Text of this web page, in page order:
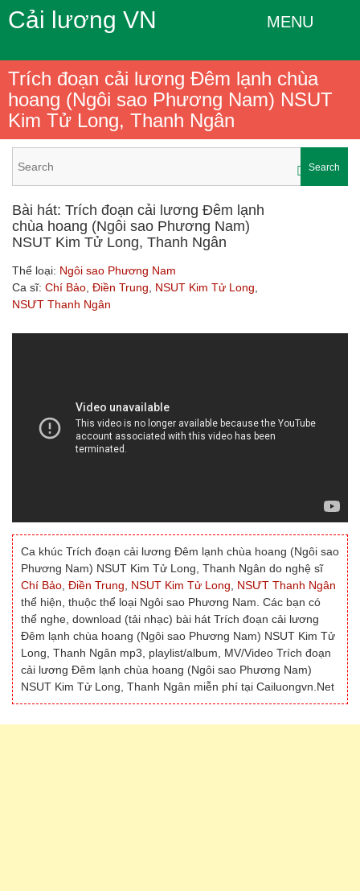
Cải lương VN MENU
Trích đoạn cải lương Đêm lạnh chùa
hoang (Ngôi sao Phương Nam) NSUT
Kim Tử Long, Thanh Ngân
Search
Bài hát: Trích đoạn cải lương Đêm lạnh
chùa hoang (Ngôi sao Phương Nam)
NSUT Kim Tử Long, Thanh Ngân
Thể loại: Ngôi sao Phương Nam
Ca sĩ: Chí Bảo Điền Trung NSUT Kim Tử Long
NSƯT Thanh Ngân
Ca khúc Trích đoạn cải lương Đêm lạnh chùa hoang (Ngôi sao
Phương Nam) NSUT Kim Tử Long, Thanh Ngân do nghệ sĩ
Chí Bảo Điền Trung NSUT Kim Tử Long
NSƯT Thanh Ngân
thể hiện, thuộc thể loại Ngôi sao Phương Nam. Các bạn có
thể nghe, download (tải nhạc) bài hát Trích đoạn cải lương
Đêm lạnh chùa hoang (Ngôi sao Phương Nam) NSUT Kim Tử
Long, Thanh Ngân mp3, playlist/album, MV/Video Trích đoạn
cải lương Đêm lạnh chùa hoang (Ngôi sao Phương Nam)
NSUT Kim Tử Long, Thanh Ngân miễn phí tại Cailuongvn.Net